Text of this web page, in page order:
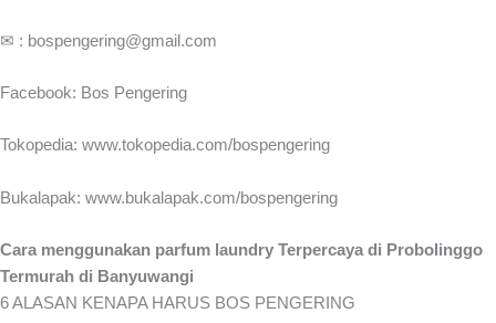
✉ : bospengering@gmail.com
Facebook: Bos Pengering
Tokopedia: www.tokopedia.com/bospengering
Bukalapak: www.bukalapak.com/bospengering
Cara menggunakan parfum laundry Terpercaya di Probolinggo
Termurah di Banyuwangi
6 ALASAN KENAPA HARUS BOS PENGERING